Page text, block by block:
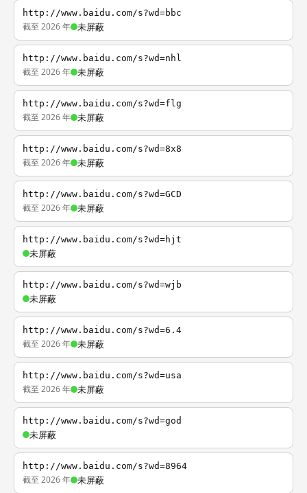
http://www.baidu.com/s?wd=bbc
截至 2026 年 未屏蔽
http://www.baidu.com/s?wd=nhl
截至 2026 年 未屏蔽
http://www.baidu.com/s?wd=flg
截至 2026 年 未屏蔽
http://www.baidu.com/s?wd=8x8
截至 2026 年 未屏蔽
http://www.baidu.com/s?wd=GCD
截至 2026 年 未屏蔽
http://www.baidu.com/s?wd=hjt
未屏蔽
http://www.baidu.com/s?wd=wjb
未屏蔽
http://www.baidu.com/s?wd=6.4
截至 2026 年 未屏蔽
http://www.baidu.com/s?wd=usa
截至 2026 年 未屏蔽
http://www.baidu.com/s?wd=god
未屏蔽
http://www.baidu.com/s?wd=8964
截至 2026 年 未屏蔽